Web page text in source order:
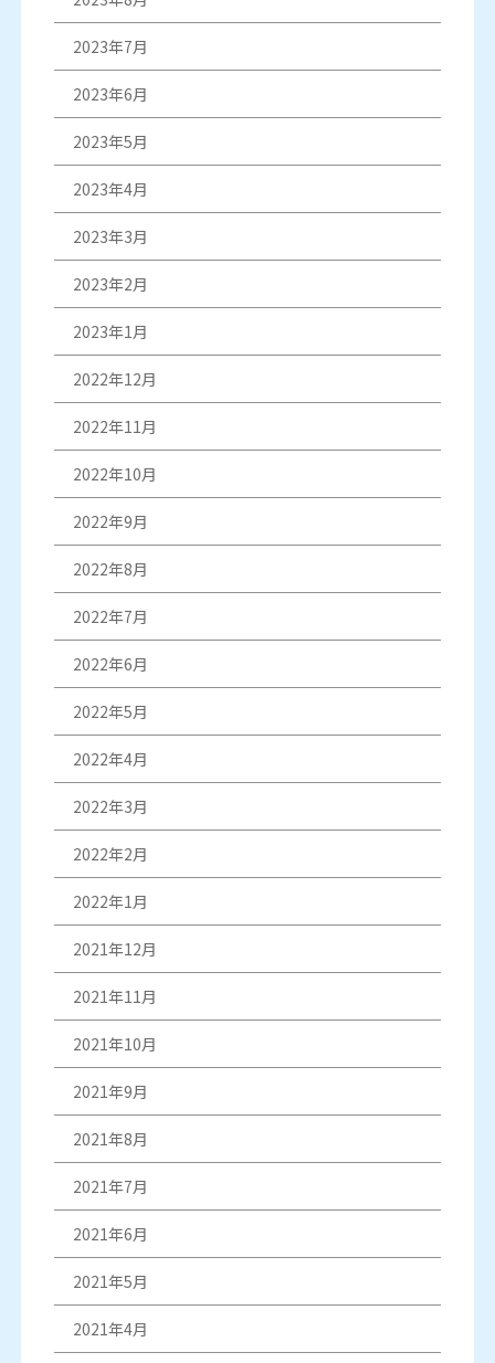
2023年7月
2023年6月
2023年5月
2023年4月
2023年3月
2023年2月
2023年1月
2022年12月
2022年11月
2022年10月
2022年9月
2022年8月
2022年7月
2022年6月
2022年5月
2022年4月
2022年3月
2022年2月
2022年1月
2021年12月
2021年11月
2021年10月
2021年9月
2021年8月
2021年7月
2021年6月
2021年5月
2021年4月